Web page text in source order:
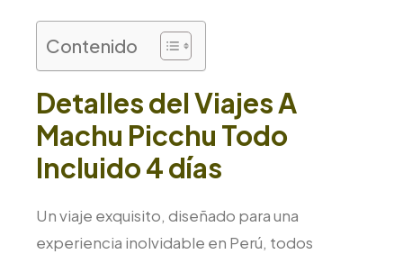
Contenido
Detalles del Viajes A
Machu Picchu Todo
Incluido 4 días
Un viaje exquisito, diseñado para una
experiencia inolvidable en Perú, todos